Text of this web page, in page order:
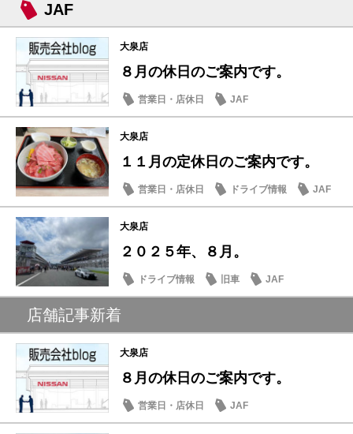
JAF
大泉店
８月の休日のご案内です。
営業日・店休日 JAF
大泉店
１１月の定休日のご案内です。
営業日・店休日 ドライブ情報 JAF
大泉店
２０２５年、８月。
ドライブ情報 旧車 JAF
店舗記事新着
大泉店
８月の休日のご案内です。
営業日・店休日 JAF